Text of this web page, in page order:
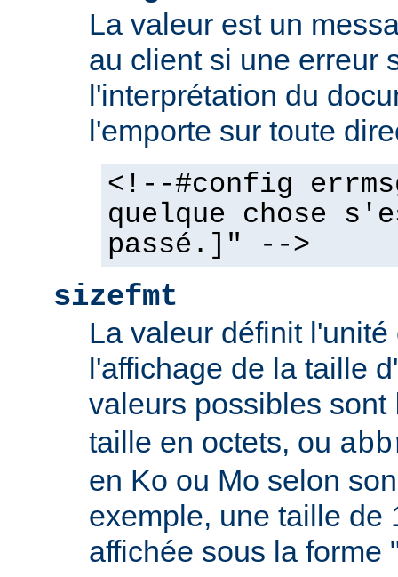
La valeur est un
au client si une erreur
l'interprétation du
l'emporte sur toute
<!--#config
quelque chose
passé.]" -->
sizefmt
La valeur définit
l'affichage de la taille
valeurs possibles sont
taille en octets, ou
en Ko ou Mo selon
exemple, une taille de
affichée sous la forme